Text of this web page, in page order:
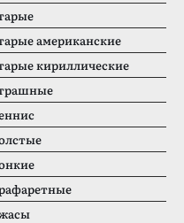
американские
кириллические